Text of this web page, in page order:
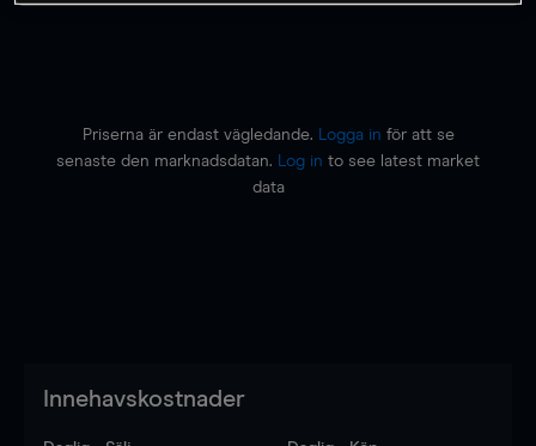
Priserna är endast vägledande. Logga in för att se
senaste den marknadsdatan.
Log in to see latest market
data
Innehavskostnader